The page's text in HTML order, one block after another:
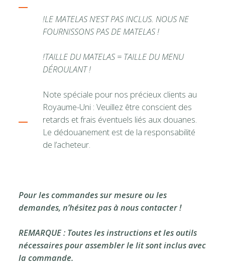
!LE MATELAS N’EST PAS INCLUS. NOUS NE
FOURNISSONS PAS DE MATELAS !
!TAILLE DU MATELAS = TAILLE DU MENU
DÉROULANT !
Note spéciale pour nos précieux clients au
Royaume-Uni : Veuillez être conscient des
retards et frais éventuels liés aux douanes.
Le dédouanement est de la responsabilité
de l’acheteur.
Pour les commandes sur mesure ou les
demandes, n’hésitez pas à nous contacter !
REMARQUE : Toutes les instructions et les outils
nécessaires pour assembler le lit sont inclus avec
la commande.